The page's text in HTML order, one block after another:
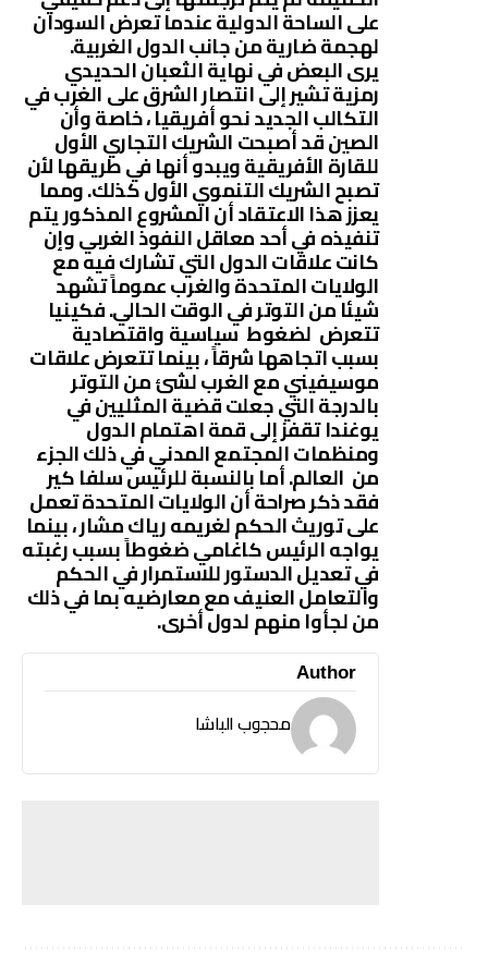
على الساحة الدولية عندما تعرض السودان
لهجمة ضارية من جانب الدول الغربية.
يرى البعض في نهاية الثعبان الحديدي
رمزية تشير إلى انتصار الشرق على الغرب في
التكالب الجديد نحو أفريقيا ، خاصة وأن
الصين قد أصبحت الشريك التجاري الأول
للقارة الأفريقية ويبدو أنها في طريقها لأن
تصبح الشريك التنموي الأول كذلك. ومما
يعزز هذا الاعتقاد أن المشروع المذكور يتم
تنفيذه في أحد معاقل النفوذ الغربي وإن
كانت علاقات الدول التي تشارك فيه مع
الولايات المتحدة والغرب عموماً تشهد
شيئا من التوتر في الوقت الحالي. فكينيا
تتعرض لضغوط سياسية واقتصادية
بسبب اتجاهها شرقاً ، بينما تتعرض علاقات
موسيفيني مع الغرب لشئ من التوتر
بالدرجة التي جعلت قضية المثليين في
يوغندا تقفز إلى قمة اهتمام الدول
ومنظمات المجتمع المدني في ذلك الجزء
من العالم. أما بالنسبة للرئيس سلفا كير
فقد ذكر صراحة أن الولايات المتحدة تعمل
على توريث الحكم لغريمه رياك مشار ، بينما
يواجه الرئيس كاغامي ضغوطاً بسبب رغبته
في تعديل الدستور للاستمرار في الحكم
والتعامل العنيف مع معارضيه بما في ذلك
من لجأوا منهم لدول أخرى.
Author
محجوب الباشا